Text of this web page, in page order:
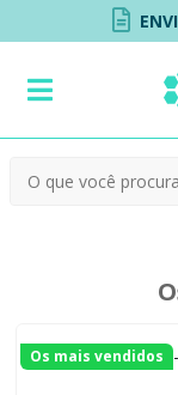
Os mais vendidos